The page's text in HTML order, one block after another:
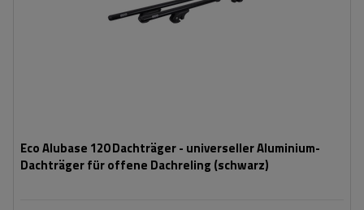
Eco Alubase 120 Dachträger - universeller Aluminium-
Dachträger für offene Dachreling (schwarz)